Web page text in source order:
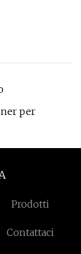
per
Prodotti
Contattaci